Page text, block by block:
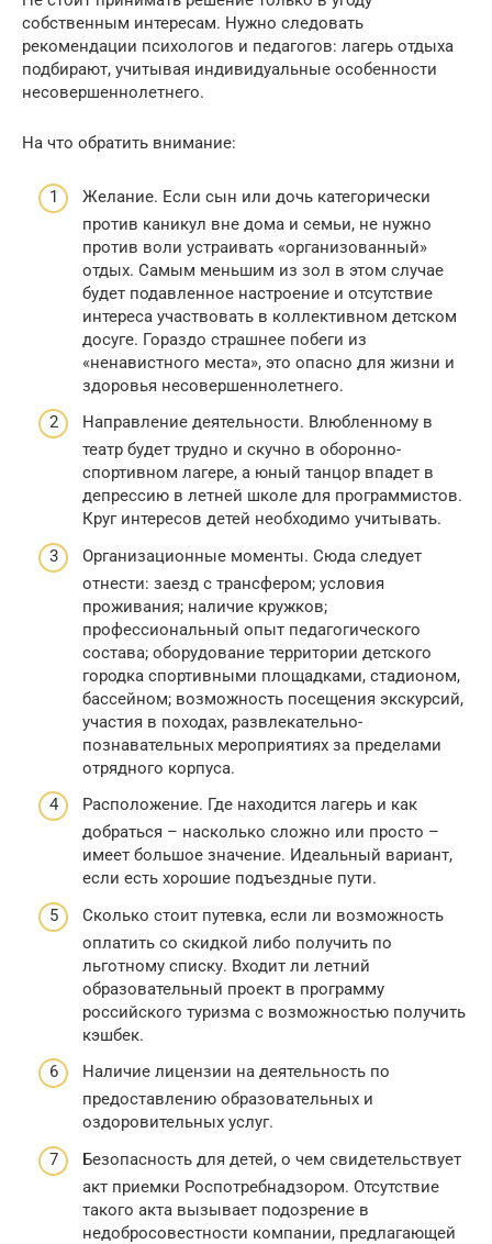
собственным интересам. Нужно следовать
рекомендации психологов и педагогов: лагерь отдыха
подбирают, учитывая индивидуальные особенности
несовершеннолетнего.
На что обратить внимание:
Желание. Если сын или дочь категорически
против каникул вне дома и семьи, не нужно
против воли устраивать «организованный»
отдых. Самым меньшим из зол в этом случае
будет подавленное настроение и отсутствие
интереса участвовать в коллективном детском
досуге. Гораздо страшнее побеги из
«ненавистного места», это опасно для жизни и
здоровья несовершеннолетнего.
Направление деятельности. Влюбленному в
театр будет трудно и скучно в оборонно-
спортивном лагере, а юный танцор впадет в
депрессию в летней школе для программистов.
Круг интересов детей необходимо учитывать.
Организационные моменты. Сюда следует
отнести: заезд с трансфером; условия
проживания; наличие кружков;
профессиональный опыт педагогического
состава; оборудование территории детского
городка спортивными площадками, стадионом,
бассейном; возможность посещения экскурсий,
участия в походах, развлекательно-
познавательных мероприятиях за пределами
отрядного корпуса.
Расположение. Где находится лагерь и как
добраться – насколько сложно или просто –
имеет большое значение. Идеальный вариант,
если есть хорошие подъездные пути.
Сколько стоит путевка, если ли возможность
оплатить со скидкой либо получить по
льготному списку. Входит ли летний
образовательный проект в программу
российского туризма с возможностью получить
кэшбек.
Наличие лицензии на деятельность по
предоставлению образовательных и
оздоровительных услуг.
Безопасность для детей, о чем свидетельствует
акт приемки Роспотребнадзором. Отсутствие
такого акта вызывает подозрение в
недобросовестности компании, предлагающей